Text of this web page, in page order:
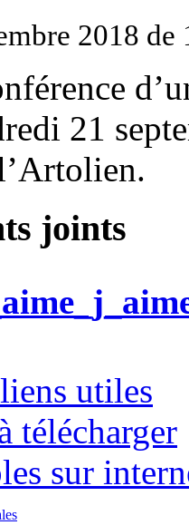
2018 de
21
joints
utiles
télécharger
sur